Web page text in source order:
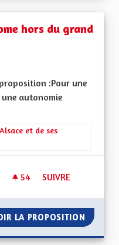
hors du grand
:Pour une
autonomie
: L'attractivité
et de ses
54 54 ABONNÉS
SUIVRE
LA PROPOSITION POUR